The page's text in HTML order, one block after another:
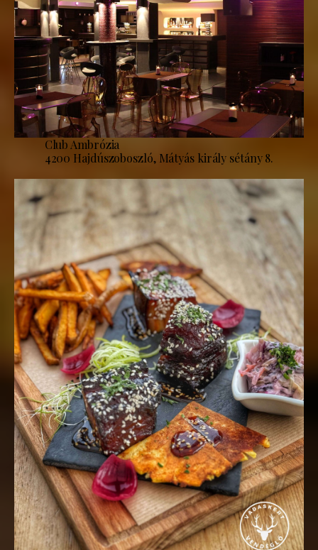
Club Ambrózia
4200 Hajdúszoboszló, Mátyás király sétány 8.